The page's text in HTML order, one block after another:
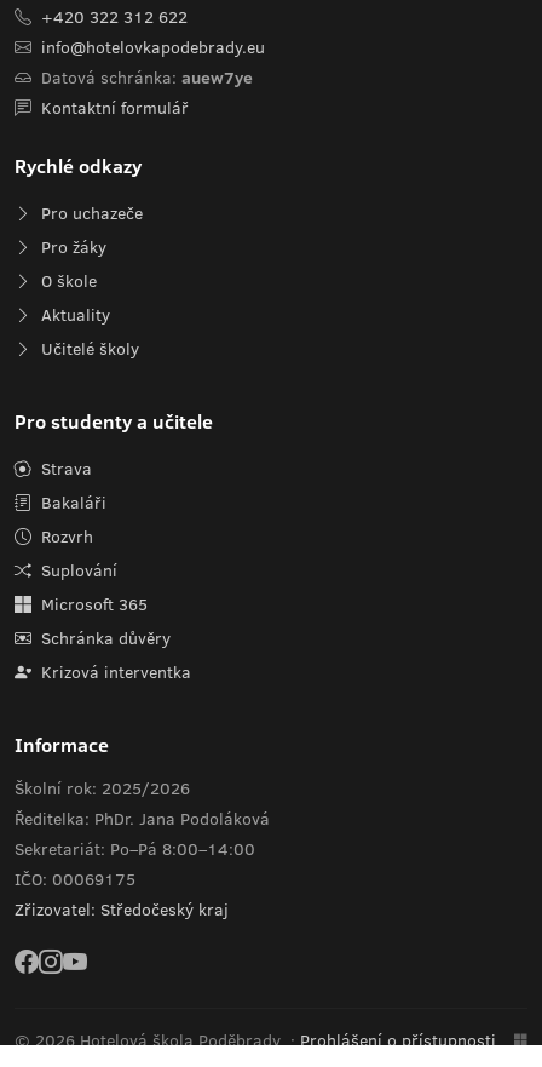
+420 322 312 622
info@hotelovkapodebrady.eu
Datová schránka: auew7ye
Kontaktní formulář
Rychlé odkazy
Pro uchazeče
Pro žáky
O škole
Aktuality
Učitelé školy
Pro studenty a učitele
Strava
Bakaláři
Rozvrh
Suplování
Microsoft 365
Schránka důvěry
Krizová interventka
Informace
Školní rok: 2025/2026
Ředitelka: PhDr. Jana Podoláková
Sekretariát: Po–Pá 8:00–14:00
IČO: 00069175
Zřizovatel: Středočeský kraj
© 2026 Hotelová škola Poděbrady·Prohlášení o přístupnosti